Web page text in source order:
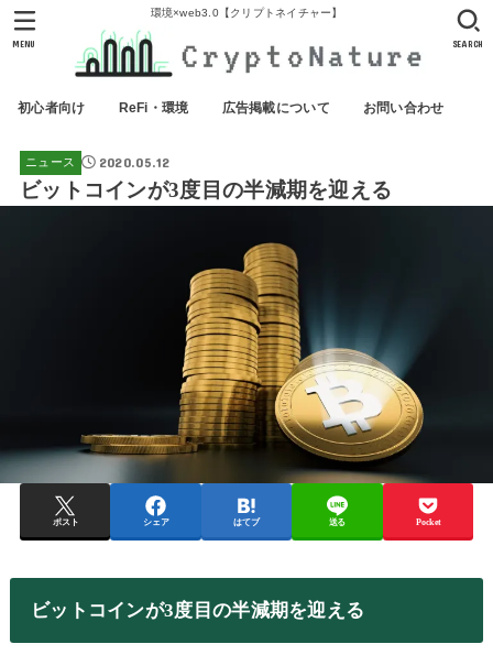
環境×web3.0【クリプトネイチャー】
初心者向け ReFi・環境 広告掲載について お問い合わせ
SEARCH
MENU
ニュース 2020.05.12
ビットコインが3度目の半減期を迎える
ポスト シェア はてブ 送る Pocket
ビットコインが3度目の半減期を迎える